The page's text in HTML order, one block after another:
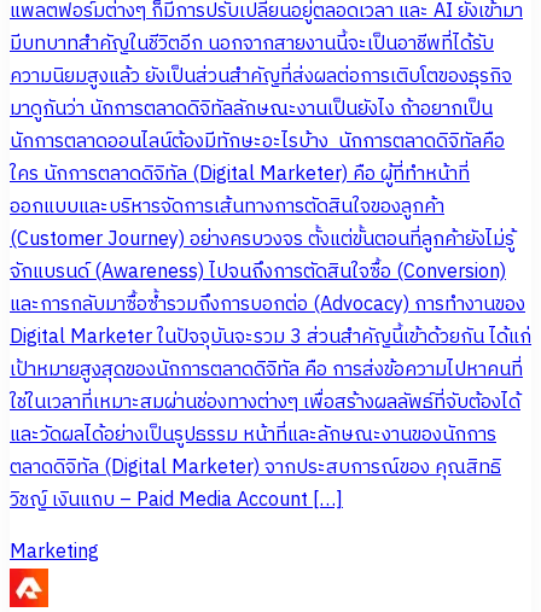
แพลตฟอร์มต่างๆ ก็มีการปรับเปลี่ยนอยู่ตลอดเวลา และ AI ยังเข้ามา
มีบทบาทสำคัญในชีวิตอีก นอกจากสายงานนี้จะเป็นอาชีพที่ได้รับ
ความนิยมสูงแล้ว ยังเป็นส่วนสำคัญที่ส่งผลต่อการเติบโตของธุรกิจ
มาดูกันว่า นักการตลาดดิจิทัลลักษณะงานเป็นยังไง ถ้าอยากเป็น
นักการตลาดออนไลน์ต้องมีทักษะอะไรบ้าง นักการตลาดดิจิทัลคือ
ใคร นักการตลาดดิจิทัล (Digital Marketer) คือ ผู้ที่ทำหน้าที่
ออกแบบและบริหารจัดการเส้นทางการตัดสินใจของลูกค้า
(Customer Journey) อย่างครบวงจร ตั้งแต่ขั้นตอนที่ลูกค้ายังไม่รู้
จักแบรนด์ (Awareness) ไปจนถึงการตัดสินใจซื้อ (Conversion)
และการกลับมาซื้อซ้ำรวมถึงการบอกต่อ (Advocacy) การทำงานของ
Digital Marketer ในปัจจุบันจะรวม 3 ส่วนสำคัญนี้เข้าด้วยกัน ได้แก่
เป้าหมายสูงสุดของนักการตลาดดิจิทัล คือ การส่งข้อความไปหาคนที่
ใช่ในเวลาที่เหมาะสมผ่านช่องทางต่างๆ เพื่อสร้างผลลัพธ์ที่จับต้องได้
และวัดผลได้อย่างเป็นรูปธรรม หน้าที่และลักษณะงานของนักการ
ตลาดดิจิทัล (Digital Marketer) จากประสบการณ์ของ คุณสิทธิ
วิชญ์ เงินแถบ – Paid Media Account […]
Marketing